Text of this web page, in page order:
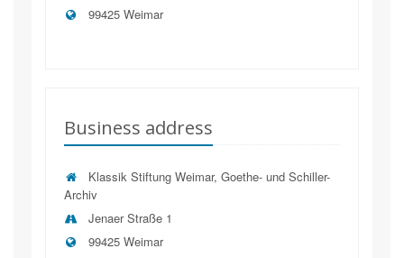
99425 Weimar
Business address
Klassik Stiftung Weimar, Goethe- und Schiller-
Archiv
Jenaer Straße 1
99425 Weimar